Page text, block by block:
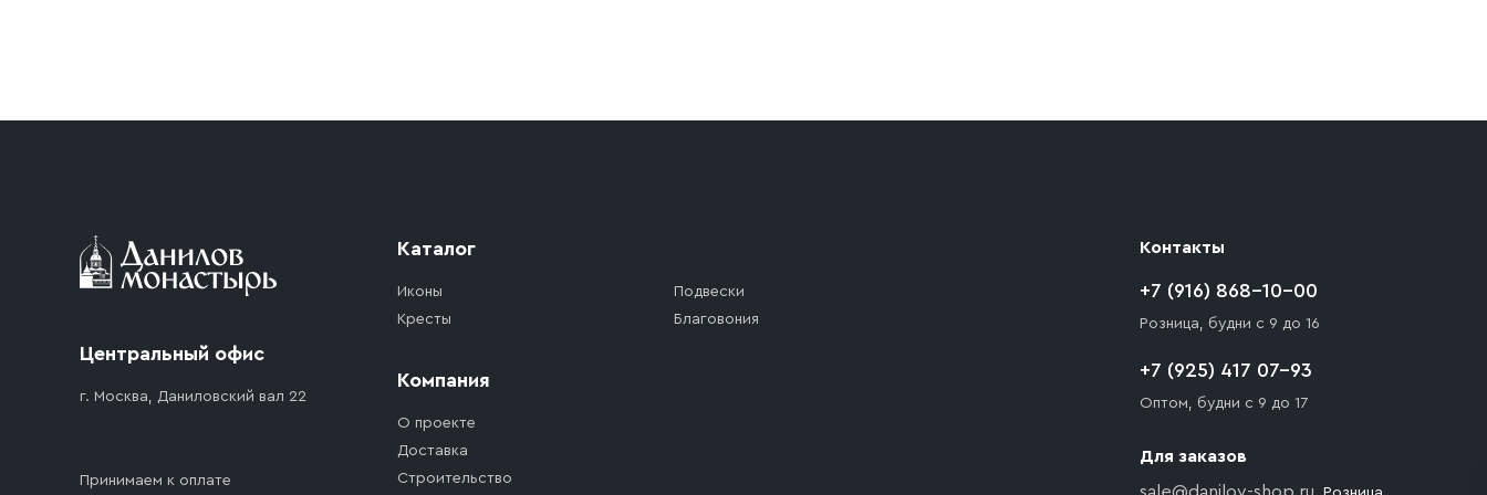
доставка осуществляется до ближайшего места, которое максимально близко к месту запланированной разгрузки товара и не нарушает правила
Центральный офис
г. Москва, Даниловский вал 22
Принимаем к оплате
Каталог
Иконы
Кресты
Подвески
Благовония
Компания
О проекте
Доставка
Строительство
Контакты
+7 (916) 868-10-00
Розница, будни с 9 до 16
+7 (925) 417 07-93
Оптом, будни с 9 до 17
Для заказов